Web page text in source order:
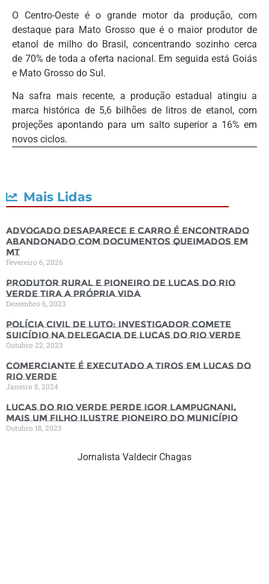
O Centro-Oeste é o grande motor da produção, com
destaque para Mato Grosso que é o maior produtor de
etanol de milho do Brasil, concentrando sozinho cerca
de 70% de toda a oferta nacional. Em seguida está Goiás
e Mato Grosso do Sul.
Na safra mais recente, a produção estadual atingiu a
marca histórica de 5,6 bilhões de litros de etanol, com
projeções apontando para um salto superior a 16% em
novos ciclos.
Mais Lidas
Advogado desaparece e carro é encontrado
abandonado com documentos queimados em
MT
Fevereiro 6, 2026
Produtor rural e pioneiro de Lucas do Rio
Verde tira a própria vida
Dezembro 6, 2023
Polícia Civil de luto: Investigador comete
suicídio na Delegacia de Lucas do Rio Verde
Outubro 22, 2023
Comerciante é executado a tiros em Lucas do
Rio Verde
Janeiro 8, 2024
Lucas do Rio Verde perde Igor Lampugnani,
mais um filho ilustre pioneiro do município
Outubro 18, 2023
Jornalista Valdecir Chagas